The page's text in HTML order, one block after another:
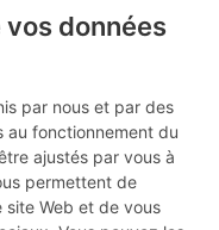
données
par nous et par des
au fonctionnement du
ajustés par vous à
permettent de
Web et de vous